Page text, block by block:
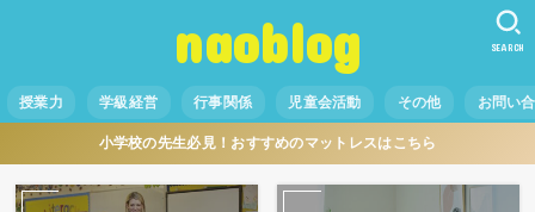
naoblog
授業力 学級経営 行事関係 児童会活動 その他 お問い
SEARCH
小学校の先生必見！おすすめのマットレスはこちら